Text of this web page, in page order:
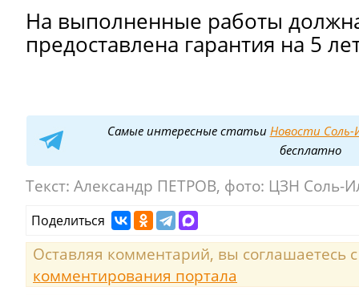
На выполненные работы
предоставлена гарантия на 5
Самые интересные статьи Новости Соль-
бесплатно
Текст: Александр ПЕТРОВ, фото: ЦЗН Соль-
Поделиться
Оставляя комментарий, вы соглашаетесь
комментирования портала